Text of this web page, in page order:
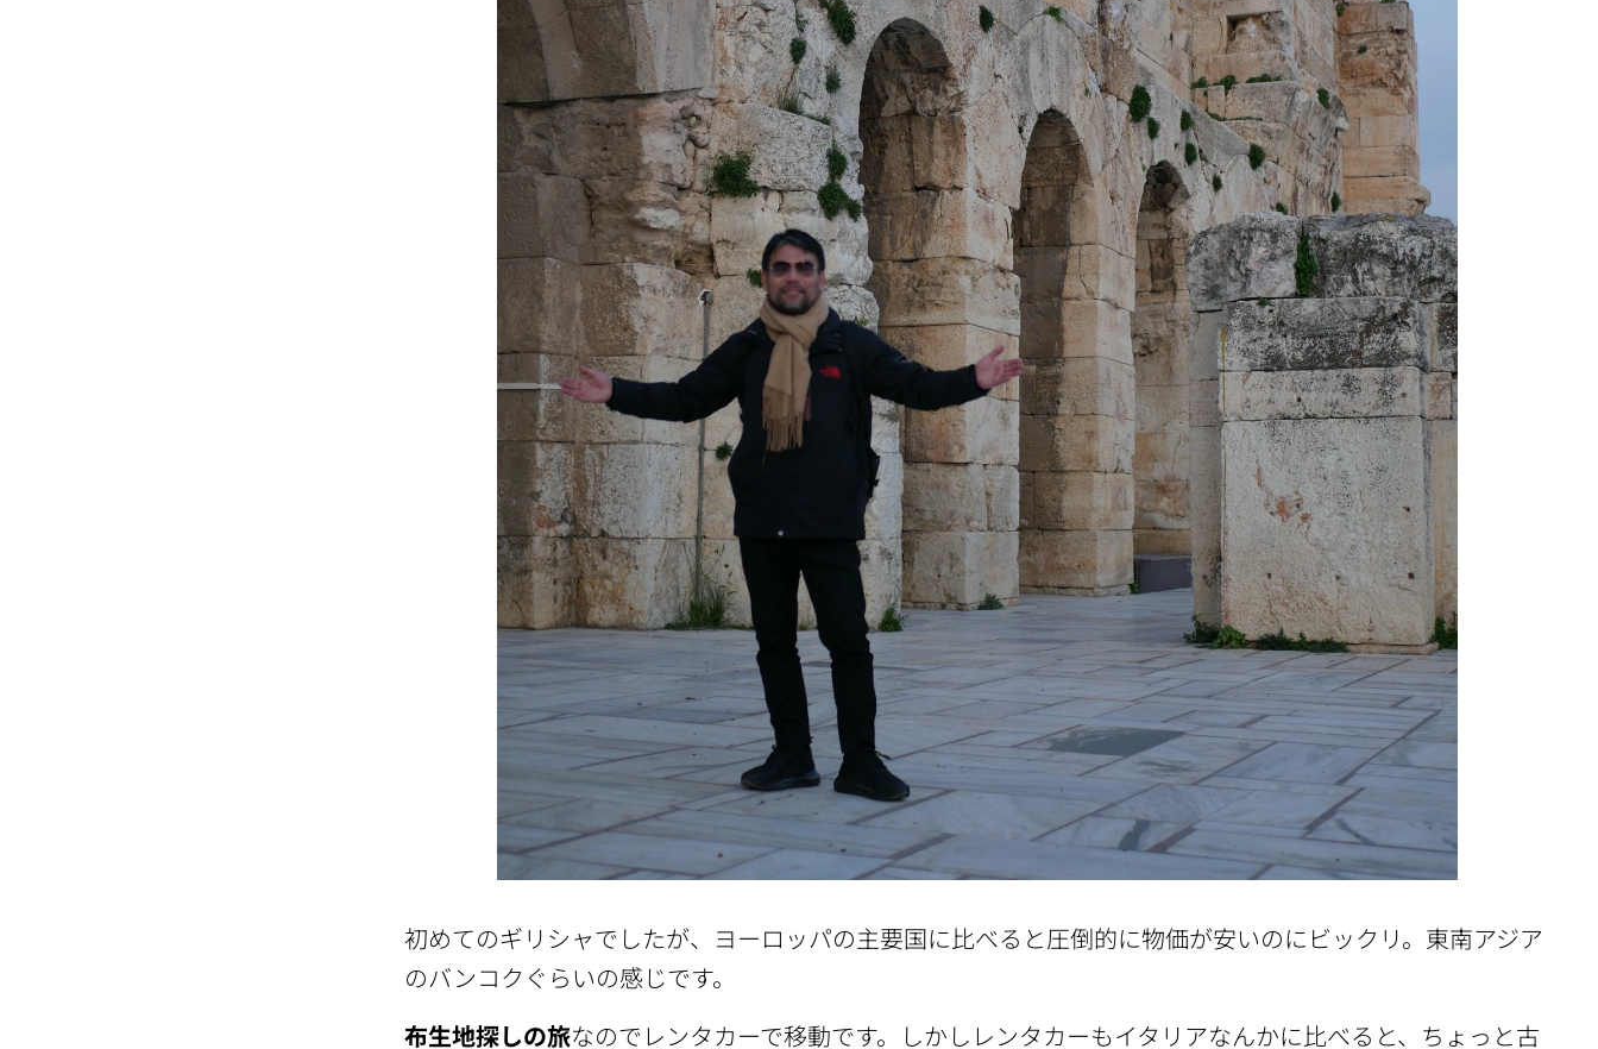
初めてのギリシャでしたが、ヨーロッパの主要国に比べると圧倒的に物価が安いのにビックリ。東南アジア
のバンコクぐらいの感じです。
布生地探しの旅なのでレンタカーで移動です。しかしレンタカーもイタリアなんかに比べると、ちょっと古